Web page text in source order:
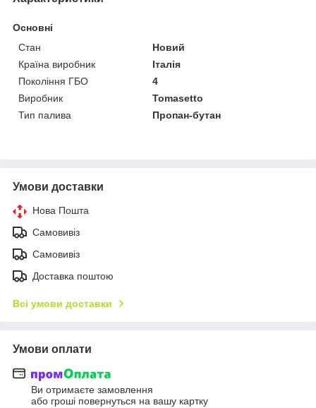
Основні
Стан
Новий
Країна виробник
Італія
Покоління ГБО
4
Виробник
Tomasetto
Тип палива
Пропан-бутан
Умови доставки
Нова Пошта
Самовивіз
Самовивіз
Доставка поштою
Всі умови доставки
Умови оплати
Ви отримаєте замовлення
або гроші повернуться на вашу картку